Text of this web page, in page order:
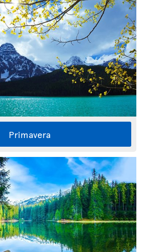
Primavera